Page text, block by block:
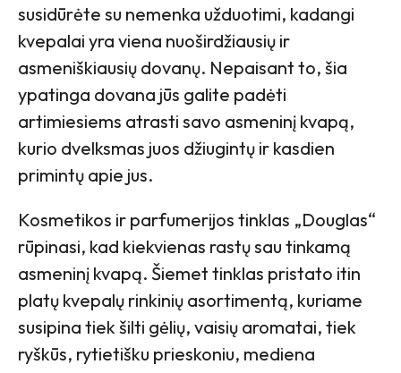
susidūrėte su nemenka užduotimi, kadangi
kvepalai yra viena nuoširdžiausių ir
asmeniškiausių dovanų. Nepaisant to, šia
ypatinga dovana jūs galite padėti
artimiesiems atrasti savo asmeninį kvapą,
kurio dvelksmas juos džiugintų ir kasdien
primintų apie jus.
Kosmetikos ir parfumerijos tinklas „Douglas“
rūpinasi, kad kiekvienas rastų sau tinkamą
asmeninį kvapą. Šiemet tinklas pristato itin
platų kvepalų rinkinių asortimentą, kuriame
susipina tiek šilti gėlių, vaisių aromatai, tiek
ryškūs, rytietišku prieskoniu, mediena